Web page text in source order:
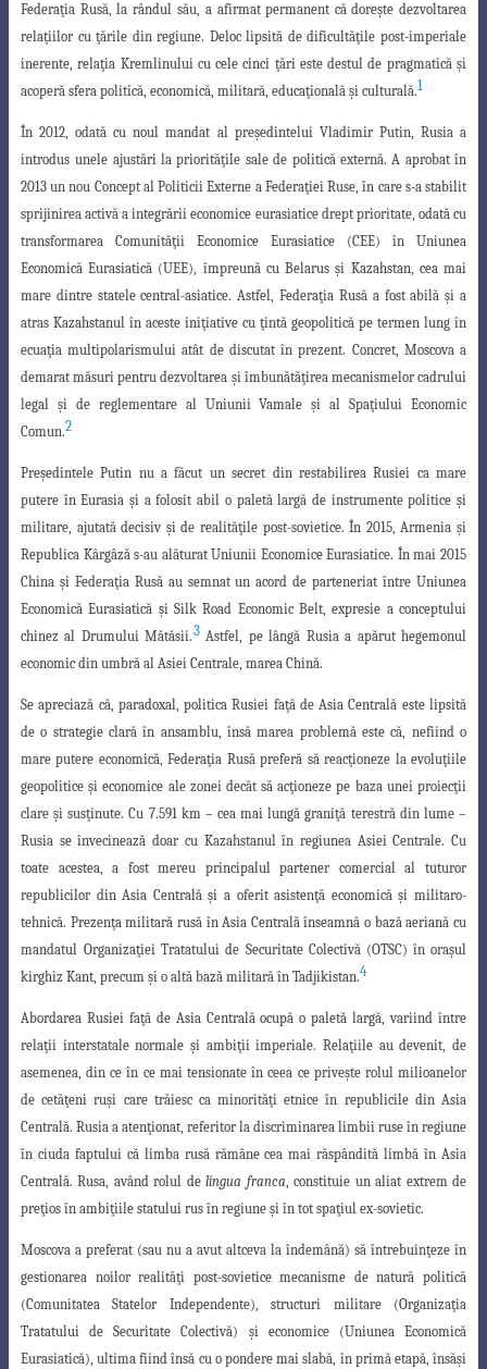
Federaţia Rusă, la rândul său, a afirmat permanent că doreşte dezvoltarea
relaţiilor cu ţările din regiune. Deloclipsită de dificultăţile post-imperiale
inerente, relaţia Kremlinului cu cele cinci ţări este destul de pragmatică şi
acoperă sfera politică, economică, militară, educaţionalăşi culturală.1
În 2012, odată cu noul mandat al preşedintelui Vladimir Putin, Rusia a
introdus unele ajustări la priorităţile sale de politică externă. A aprobat în
2013 un nou Conceptal Politicii Externe a Federaţiei Ruse, în care s-a stabilit
sprijinirea activă a integrăriieconomice eurasiatice drept prioritate, odată cu
transformarea Comunităţii Economice Eurasiatice (CEE) în Uniunea
Economică Eurasiatică (UEE), împreună cu Belarus şi Kazahstan, cea mai
mare dintre statele central-asiatice. Astfel, Federaţia Rusă a fost abilă şi a
atras Kazahstanul în aceste iniţiative cu ţintă geopolitică pe termen lung în
ecuaţia multipolarismului atât de discutat în prezent. Concret, Moscova a
demarat măsuri pentru dezvoltarea şi îmbunătăţirea mecanismelor cadrului
legal şi de reglementare al Uniunii Vamale şi al Spaţiului Economic
Comun.2
Preşedintele Putin nu a făcut un secret din restabilirea Rusiei ca mare
putere în Eurasia şi a folosit abil o paletă largă de instrumente politice şi
militare, ajutată decisiv şi de realităţile post-sovietice. În 2015, Armenia şi
Republica Kârgâză s-au alăturat Uniunii Economice Eurasiatice. În mai 2015
China şi Federaţia Rusă au semnatun acord de parteneriat între Uniunea
Economică Eurasiatică şi Silk Road Economic Belt, expresie a conceptului
chinez al Drumului Mătăsii.3Astfel, pe lângă Rusia a apărut hegemonul
economic din umbră al Asiei Centrale, marea Chină.
Se apreciază că, paradoxal, politica Rusiei faţă de Asia Centrală este lipsită
de o strategie clară în ansamblu, însă marea problemă este că, nefiind o
mare putere economică, Federaţia Rusă preferă să reacţioneze la evoluţiile
geopolitice şi economice ale zonei decât să acţioneze pe baza unei proiecţii
clare şi susţinute. Cu 7.591 km – cea mai lungă graniţă terestră din lume –
Rusia se învecinează doar cu Kazahstanulîn regiunea Asiei Centrale. Cu
toate acestea, a fost mereu principalul partener comercialal tuturor
republicilor din Asia Centrală şi a oferit asistenţă economică şi militaro-
tehnică. Prezenţa militară rusă în Asia Centrală înseamnă o bază aeriană cu
mandatul Organizaţiei Tratatului de Securitate Colectivă (OTSC) în oraşul
kirghiz Kant, precumşi o altă bază militară în Tadjikistan.4
Abordarea Rusiei faţă de Asia Centrală ocupă o paletă largă, variind între
relaţiiinterstatale normale şi ambiţii imperiale. Relaţiile au devenit, de
asemenea, din ce în ce mai tensionate în ceea ce priveşte rolul milioanelor
de cetăţeni ruşi care trăiesc ca minorităţi etnice în republicile din Asia
Centrală. Rusia a atenţionat, referitor la discriminarea limbii ruse în regiune
în ciuda faptului că limba rusă rămâne cea mai răspândită limbă în Asia
Centrală. Rusa, având rolul delingua franca, constituie un aliat extrem de
preţios în ambiţiile statului rus în regiune şi în tot spaţiul ex-sovietic.
Moscova a preferat (sau nu a avut altceva la îndemână) să întrebuinţeze în
gestionarea noilor realităţi post-sovietice mecanisme de natură politică
(ComunitateaStatelor Independente), structuri militare (Organizaţia
Tratatului de Securitate Colectivă) şi economice (Uniunea Economică
Eurasiatică), ultima fiind însă cu o pondere mai slabă, în primă etapă, însăşi